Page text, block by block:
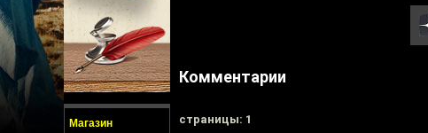
Магазин
Комментарии
cтраницы: 1